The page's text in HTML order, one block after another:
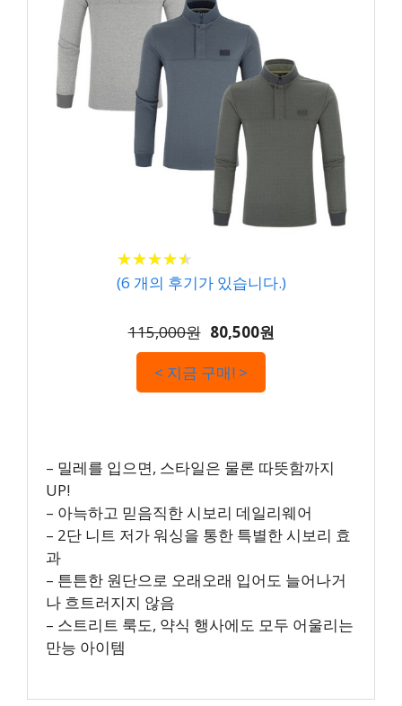
★★★★★
★★★★★
(6 개의 후기가 있습니다.)
115,000원 80,500원
< 지금 구매! >
– 밀레를 입으면, 스타일은 물론 따뜻함까지
UP!
– 아늑하고 믿음직한 시보리 데일리웨어
– 2단 니트 저가 워싱을 통한 특별한 시보리 효
과
– 튼튼한 원단으로 오래오래 입어도 늘어나거
나 흐트러지지 않음
– 스트리트 룩도, 약식 행사에도 모두 어울리는
만능 아이템